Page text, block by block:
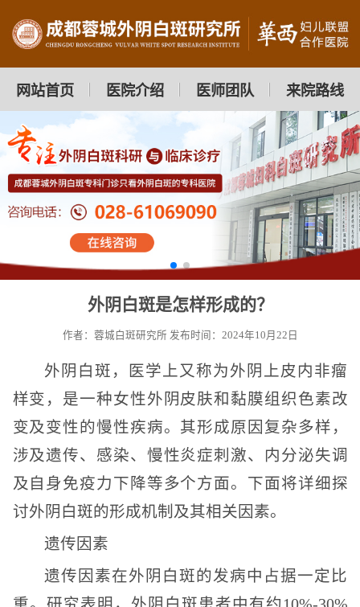
网站首页 医院介绍 医师团队 来院路线
外阴白斑是怎样形成的？
作者：蓉城白斑研究所 发布时间：2024年10月22日
外阴白斑，医学上又称为外阴上皮内非瘤
样变，是一种女性外阴皮肤和黏膜组织色素改
变及变性的慢性疾病。其形成原因复杂多样，
涉及遗传、感染、慢性炎症刺激、内分泌失调
及自身免疫力下降等多个方面。下面将详细探
讨外阴白斑的形成机制及其相关因素。
遗传因素
遗传因素在外阴白斑的发病中占据一定比